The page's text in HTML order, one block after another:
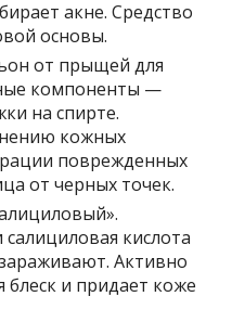
акне. Средство
основы.
от прыщей для
компоненты —
на спирте.
кожных
поврежденных
от черных точек.
кислота
Активно
блеск и придает коже